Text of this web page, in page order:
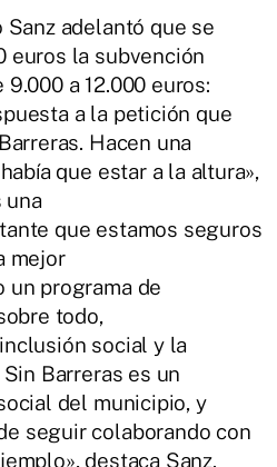
Sanz adelantó que se
euros la subvención
a 12.000 euros:
a la petición que
Hacen una
que estar a la altura»,
una
que estamos seguros
mejor
un programa de
todo,
social y la
Barreras es un
del municipio, y
seguir colaborando con
destaca Sanz.